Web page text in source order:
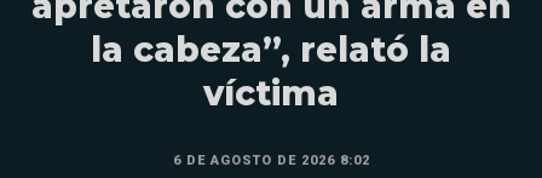
la cabeza”, relató la
víctima
6 DE AGOSTO DE 2026 8:02